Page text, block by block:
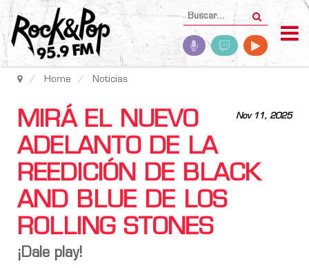
Home Noticias
Nov 11, 2025
MIRÁ EL NUEVO
ADELANTO DE LA
REEDICIÓN DE BLACK
AND BLUE DE LOS
ROLLING STONES
¡Dale play!